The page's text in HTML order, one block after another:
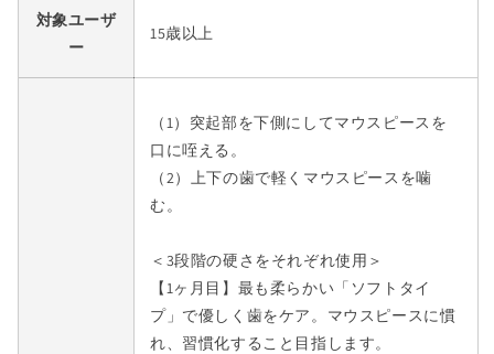
対象ユーザ
ー
15歳以上
（1）突起部を下側にしてマウスピースを
口に咥える。
（2）上下の歯で軽くマウスピースを噛
む。
＜3段階の硬さをそれぞれ使用＞
【1ヶ月目】最も柔らかい「ソフトタイ
プ」で優しく歯をケア。マウスピースに慣
れ、習慣化すること目指します。